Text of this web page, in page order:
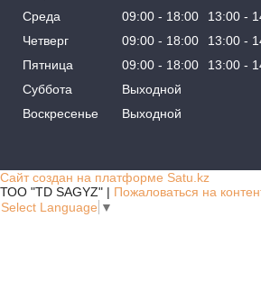
Среда
09:00 18:00 13:00
Четверг
09:00 18:00 13:00
Пятница
09:00 18:00 13:00
Суббота
Выходной
Воскресенье
Выходной
Сайт создан на платформе Satu.kz
ТОО "TD SAGYZ" | Пожаловаться на
Select Language ▼